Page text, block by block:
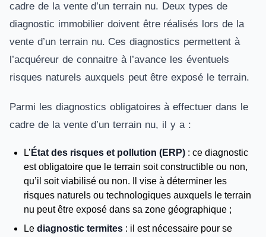
cadre de la vente d’un terrain nu. Deux types de
diagnostic immobilier doivent être réalisés lors de la
vente d’un terrain nu. Ces diagnostics permettent à
l’acquéreur de connaitre à l’avance les éventuels
risques naturels auxquels peut être exposé le terrain.
Parmi les diagnostics obligatoires à effectuer dans le
cadre de la vente d’un terrain nu, il y a :
L’ État des risques et pollution (ERP) : ce diagnostic
est obligatoire que le terrain soit constructible ou non,
qu’il soit viabilisé ou non. Il vise à déterminer les
risques naturels ou technologiques auxquels le terrain
nu peut être exposé dans sa zone géographique ;
Le diagnostic termites : il est nécessaire pour se